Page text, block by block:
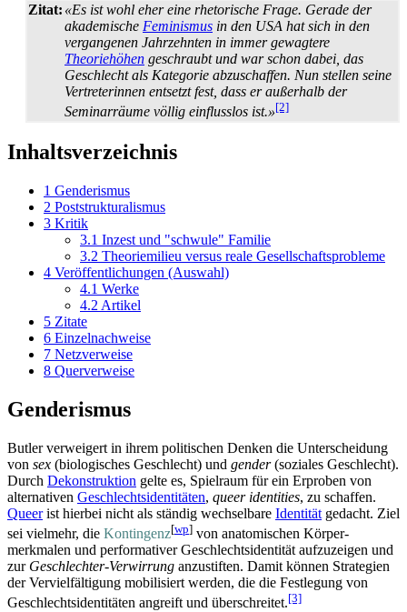
Zitat: «Es ist wohl eher eine rhetorische Frage. Gerade der
akademische Feminismus in den USA hat sich in den
vergangenen Jahrzehnten in immer gewagtere
Theoriehöhen geschraubt und war schon dabei, das
Geschlecht als Kategorie abzuschaffen. Nun stellen seine
Vertreterinnen entsetzt fest, dass er außerhalb der
Seminarräume völlig einflusslos ist.»[2]
Inhaltsverzeichnis
1 Genderismus
2 Poststrukturalismus
3 Kritik
3.1 Inzest und "schwule" Familie
3.2 Theoriemilieu versus reale Gesellschaftsprobleme
4 Veröffentlichungen (Auswahl)
4.1 Werke
4.2 Artikel
5 Zitate
6 Einzelnachweise
7 Netzverweise
8 Querverweise
Genderismus
Butler verweigert in ihrem politischen Denken die Unterscheidung
von sex (biologisches Geschlecht) und gender(soziales Geschlecht).
Durch Dekonstruktion gelte es, Spielraum für ein Erproben von
alternativen Geschlechtsidentitäten, queer identities, zu schaffen.
Queerist hierbei nicht als ständig wechselbare Identität gedacht. Ziel
sei vielmehr, die Kontingenz[wp] von anatomischen Körper­
merkmalen und performativer Geschlechts­identität aufzuzeigen und
zur Geschlechter-Verwirrung anzustiften. Damit können Strategien
der Vervielfältigung mobilisiert werden, die die Festlegung von
Geschlechts­identitäten angreift und überschreitet.[3]